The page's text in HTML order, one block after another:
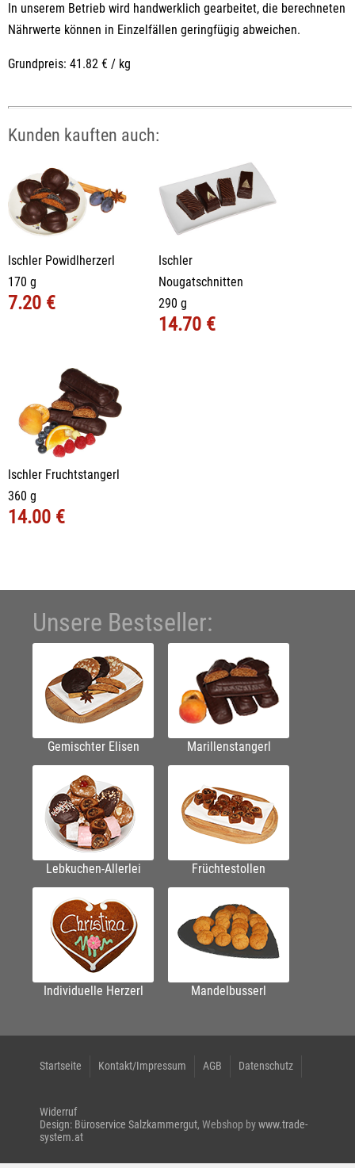
In unserem Betrieb wird handwerklich gearbeitet, die berechneten
Nährwerte können in Einzelfällen geringfügig abweichen.
Grundpreis: 41.82 € / kg
Kunden kauften auch:
Ischler Powidlherzerl
170 g
7.20 €
Ischler
Nougatschnitten
290 g
14.70 €
Ischler Fruchtstangerl
360 g
14.00 €
Unsere Bestseller:
Gemischter Elisen Marillenstangerl
Lebkuchen-Allerlei Früchtestollen
Individuelle Herzerl Mandelbusserl
Startseite Kontakt/Impressum AGB Datenschutz
Widerruf
Design: Büroservice Salzkammergut, Webshop bywww.trade-
system.at